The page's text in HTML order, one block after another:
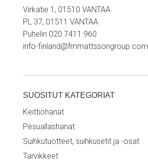
Virkatie 1, 01510 VANTAA
PL 37, 01511 VANTAA
Puhelin 020 7411 960
info-finland@fmmattssongroup.com
SUOSITUT KATEGORIAT
Keittiöhanat
Pesuallashanat
Suihkutuotteet, suihkusetit ja -osat
Tarvikkeet